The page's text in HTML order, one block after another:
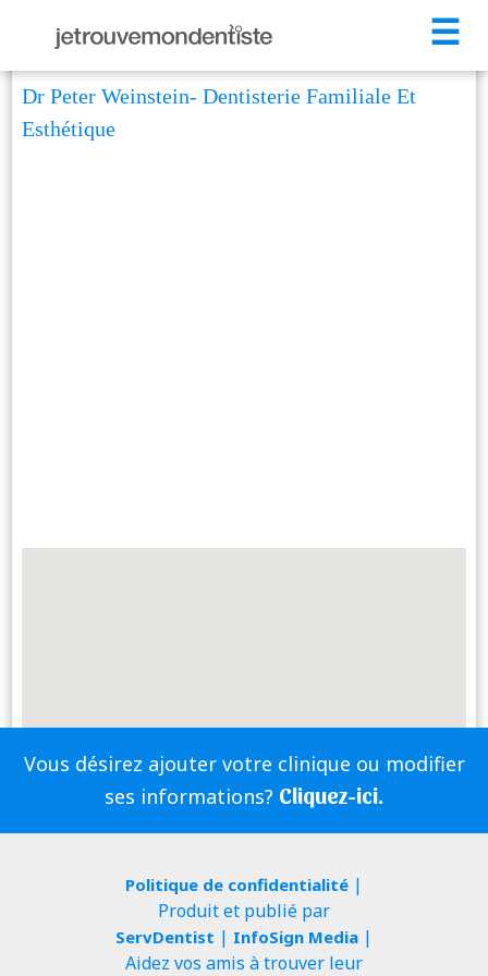
☰
Dr Peter Weinstein- Dentisterie Familiale Et
Esthétique
Vous désirez ajouter votre clinique ou modifier
ses informations? Cliquez-ici.
Politique de confidentialité|
Produit et publié par
ServDentist | InfoSign Media|
Aidez vos amis à trouver leur